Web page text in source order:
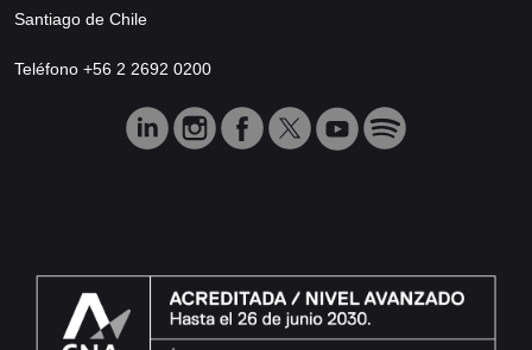
Santiago de Chile
Teléfono +56 2 2692 0200